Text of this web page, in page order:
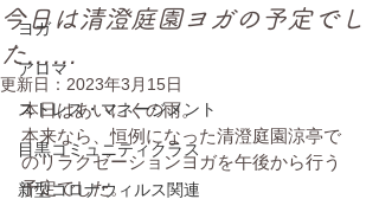
ヨガ
アロマ
ストレス・マネージメント
目黒コミュニティクラス
新型コロナウィルス関連
今日は清澄庭園ヨガの予定でし
た……
更新日： 2023年3月15日
本日はあいにくの雨。
本来なら、恒例になった清澄庭園涼亭で
のリラクゼーションヨガを午後から行う
予定でした。